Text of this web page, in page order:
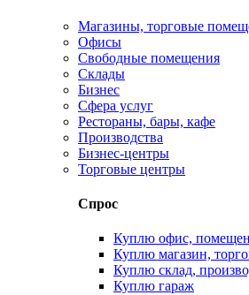
Магазины, торговые
Офисы
Свободные помещения
Склады
Бизнес
Сфера услуг
Рестораны, бары, кафе
Производства
Бизнес-центры
Торговые центры
Спрос
Куплю офис,
Куплю магазин,
Куплю склад,
Куплю гараж